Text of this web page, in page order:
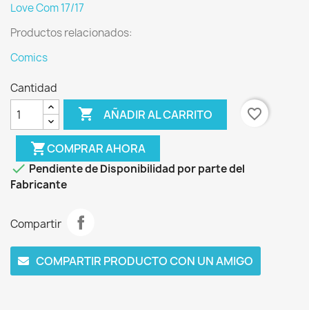
Love Com 17/17
Productos relacionados:
Comics
Cantidad
 AÑADIR AL CARRITO favorite_border
shopping_cartCOMPRAR AHORA
 Pendiente de Disponibilidad por parte del
Fabricante
Compartir
COMPARTIR PRODUCTO CON UN AMIGO